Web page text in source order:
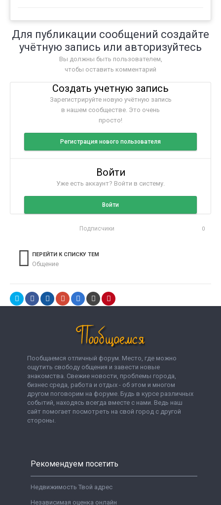
Для публикации сообщений создайте
учётную запись или авторизуйтесь
Вы должны быть пользователем,
чтобы оставить комментарий
Создать учетную запись
Зарегистрируйте новую учётную запись
в нашем сообществе. Это очень
просто!
Регистрация нового пользователя
Войти
Уже есть аккаунт? Войти в систему.
Войти
Подписчики 0
ПЕРЕЙТИ К СПИСКУ ТЕМ
Общение
Пообщаемся отличный форум. Место, где можно
ощутить свободу общения и завести новые
знакомства. Свежие новости, проблемы города,
бизнес среда, работа и отдых - об этом и многом
другом поговорим на форуме. Будь в курсе различных
событий, находясь всегда вместе с нами. Ведь наш
сайт помогает посмотреть на свой город с другой
стороны.
Рекомендуем посетить
Недвижимость Твой адрес
Независимая оценка онлайн